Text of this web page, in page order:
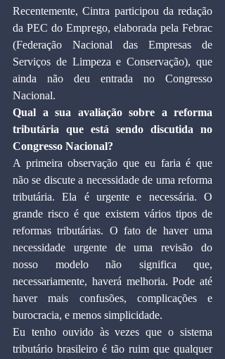
Recentemente, Cintra participou da redação
da PEC do Emprego, elaborada pela Febrac
(Federação Nacional das Empresas de
Serviços de Limpeza e Conservação), que
ainda não deu entrada no Congresso
Nacional.
Qual a sua avaliação sobre a reforma
tributária que está sendo discutida no
Congresso Nacional?
A primeira observação que eu faria é que
não se discute a necessidade de uma reforma
tributária. Ela é urgente e necessária. O
grande risco é que existem vários tipos de
reformas tributárias. O fato de haver uma
necessidade urgente de uma revisão do
nosso modelo não significa que,
necessariamente, haverá melhoria. Pode até
haver mais confusões, complicações e
burocracia, e menos simplicidade.
Eu tenho ouvido às vezes que o sistema
tributário brasileiro é tão ruim que qualquer